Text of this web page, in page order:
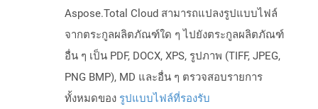
Aspose.Total Cloud สามารถแปลงรูปแบบไฟล์
จากตระกูลผลิตภัณฑ์ใด ๆ ไปยังตระกูลผลิตภัณฑ์
อื่น ๆ เป็น PDF, DOCX, XPS, รูปภาพ (TIFF, JPEG,
PNG BMP), MD และอื่น ๆ ตรวจสอบรายการ
ทั้งหมดของ รูปแบบไฟล์ที่รองรับ